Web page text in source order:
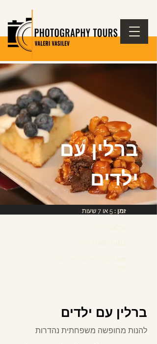
ברלין עם
ילדים
זמן : 5 או 7 שעות
ברלין עם ילדים
להנות מחופשה משפחתית נהדרות